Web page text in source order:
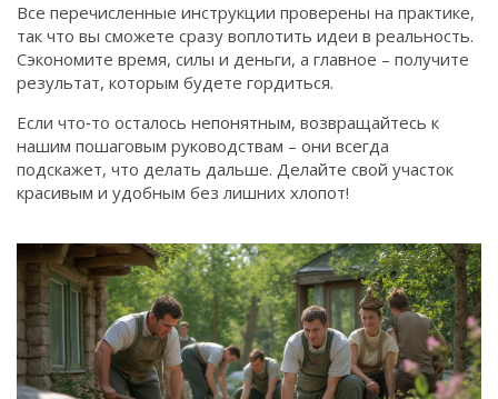
Все перечисленные инструкции проверены на практике,
так что вы сможете сразу воплотить идеи в реальность.
Сэкономите время, силы и деньги, а главное – получите
результат, которым будете гордиться.
Если что‑то осталось непонятным, возвращайтесь к
нашим пошаговым руководствам – они всегда
подскажет, что делать дальше. Делайте свой участок
красивым и удобным без лишних хлопот!